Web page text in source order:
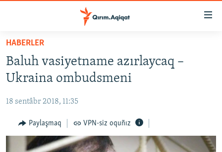
Esas
qaytmaq
Baş
qaytmaq
qaytmaq
HABERLER
SİYASET
CEMİYET
MEDENİYET
İNSAN AQLARI
HABERLER
Baluh vasiyetname azırlaycaq –
Ukraina ombudsmeni
18 sentâbr 2018, 11:35
Paylaşmaq VPN-siz oquñız